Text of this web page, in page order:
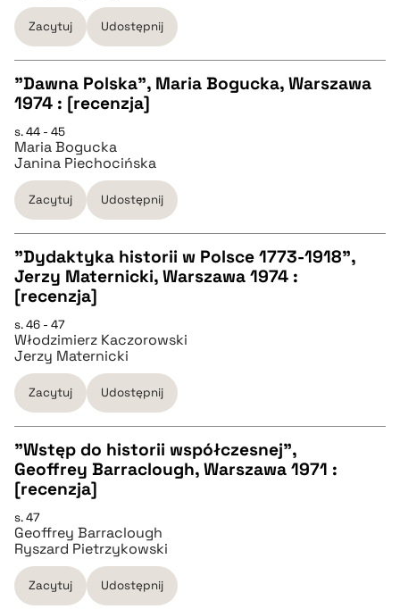
pobierz cytat
BIBTEX
pobierz cytat
Zacytuj Udostępnij
CZYSTY TEKST
pobierz cytat
BIBTEX
pobierz cytat
"Dawna Polska", Maria Bogucka, Warszawa
1974 : [recenzja]
s. 44 - 45
Maria Bogucka
Janina Piechocińska
Zacytuj Udostępnij
CZYSTY TEKST
pobierz cytat
BIBTEX
pobierz cytat
"Dydaktyka historii w Polsce 1773-1918",
Jerzy Maternicki, Warszawa 1974 :
[recenzja]
s. 46 - 47
Włodzimierz Kaczorowski
Jerzy Maternicki
Zacytuj Udostępnij
CZYSTY TEKST
pobierz cytat
BIBTEX
"Wstęp do historii współczesnej",
Geoffrey Barraclough, Warszawa 1971 :
[recenzja]
s. 47
Geoffrey Barraclough
Ryszard Pietrzykowski
Zacytuj Udostępnij